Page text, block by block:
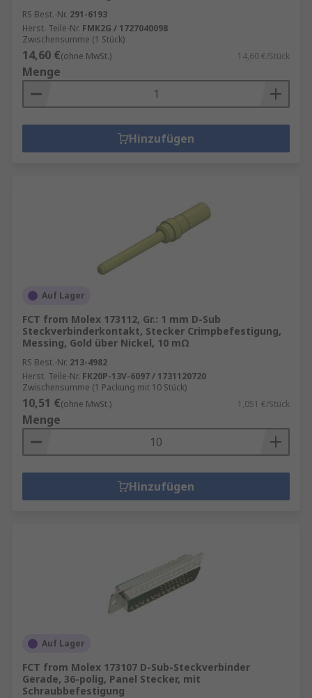
RS Best.-Nr. 291-6193
Herst. Teile-Nr. FMK2G / 1727040098
Zwischensumme (1 Stück)
14,60 €(ohne MwSt.) 14,60 €/Stück
Menge
Hinzufügen
Auf Lager
FCT from Molex 173112, Gr.: 1 mm D-Sub
Steckverbinderkontakt, Stecker Crimpbefestigung,
Messing, Gold über Nickel, 10 mΩ
RS Best.-Nr. 213-4982
Herst. Teile-Nr. FK20P-13V-6097 / 1731120720
Zwischensumme (1 Packung mit 10 Stück)
10,51 €(ohne MwSt.) 1,051 €/Stück
Menge
Hinzufügen
Auf Lager
FCT from Molex 173107 D-Sub-Steckverbinder
Gerade, 36-polig, Panel Stecker, mit
Schraubbefestigung